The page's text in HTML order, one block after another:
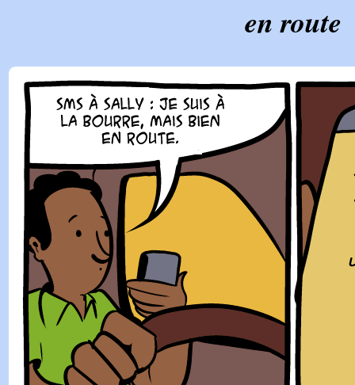
en route